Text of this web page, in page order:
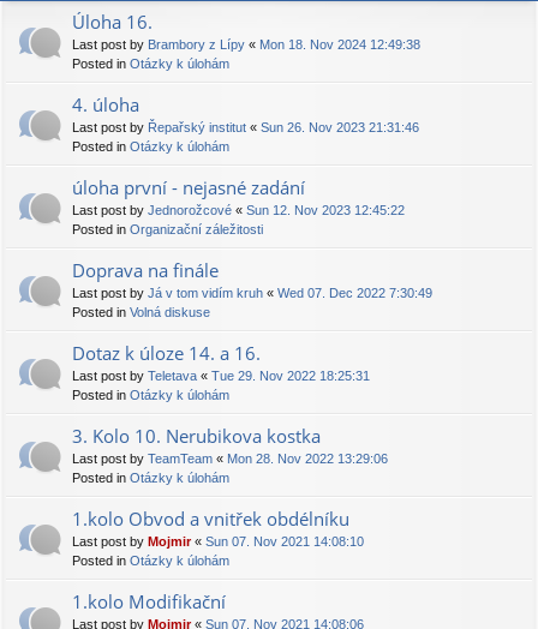
Úloha 16.
Last post by Brambory z Lípy « Mon 18. Nov 2024 12:49:38
Posted in Otázky k úlohám
4. úloha
Last post by Řepařský institut « Sun 26. Nov 2023 21:31:46
Posted in Otázky k úlohám
úloha první - nejasné zadání
Last post by Jednorožcové « Sun 12. Nov 2023 12:45:22
Posted in Organizační záležitosti
Doprava na finále
Last post by Já v tom vidím kruh « Wed 07. Dec 2022 7:30:49
Posted in Volná diskuse
Dotaz k úloze 14. a 16.
Last post by Teletava « Tue 29. Nov 2022 18:25:31
Posted in Otázky k úlohám
3. Kolo 10. Nerubikova kostka
Last post by TeamTeam « Mon 28. Nov 2022 13:29:06
Posted in Otázky k úlohám
1.kolo Obvod a vnitřek obdélníku
Last post by Mojmir« Sun 07. Nov 2021 14:08:10
Posted in Otázky k úlohám
1.kolo Modifikační
Last post by Mojmir« Sun 07. Nov 2021 14:08:06